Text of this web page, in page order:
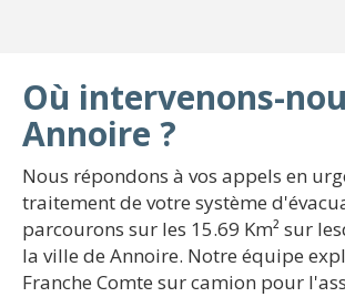
Où intervenons-
Annoire ?
Nous répondons à vos appels en
traitement de votre système
parcourons sur les 15.69 Km² sur
la ville de Annoire. Notre équipe
Franche Comte sur camion pour